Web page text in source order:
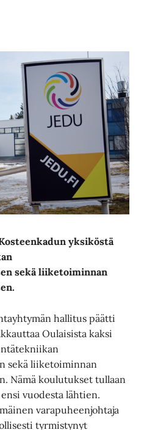
yksiköstä
sekä liiketoiminnan
hallitus päätti
Oulaisista kaksi
sekä liiketoiminnan
Nämä koulutukset tullaan
vuodesta lähtien.
varapuheenjohtaja
tyrmistynyt